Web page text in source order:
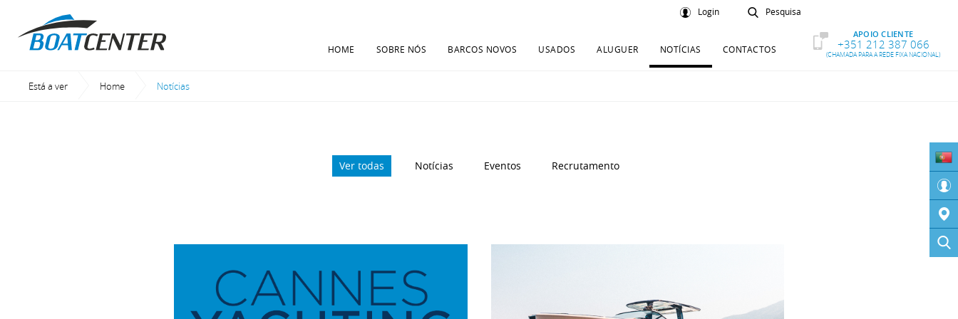
Login Pesquisa
HOME SOBRE NÓS BARCOS NOVOS USADOS ALUGUER NOTÍCIAS CONTACTOS
APOIO CLIENTE
+351 212 387 066
(CHAMADA PARA A REDE FIXA NACIONAL)
Está a ver Home Current:
Notícias
Ver todas Notícias Eventos Recrutamento